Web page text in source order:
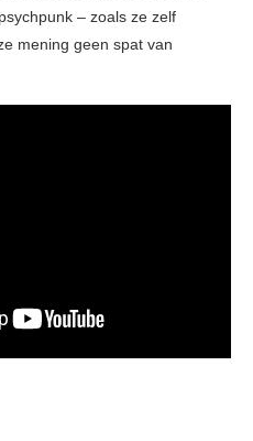
– zoals ze zelf
mening geen spat van